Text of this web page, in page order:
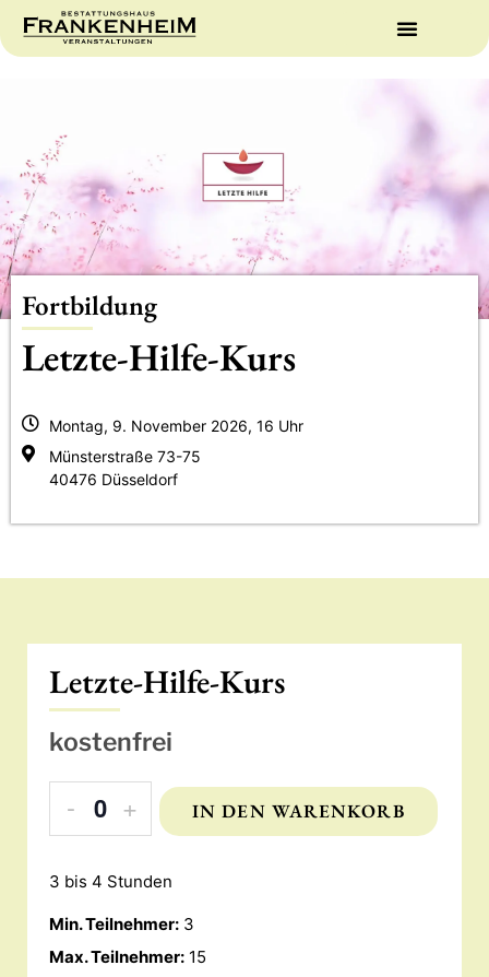
Fortbildung
Letzte-Hilfe-Kurs
Montag, 9. November 2026, 16 Uhr
Münsterstraße 73-75
40476 Düsseldorf
Letzte-Hilfe-Kurs
kostenfrei
- Anzahl
+ IN DEN WARENKORB
3 bis 4 Stunden
Min. Teilnehmer: 3
Max. Teilnehmer: 15